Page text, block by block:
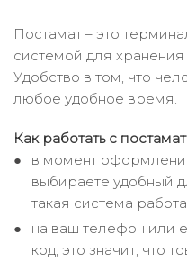
Постамат – это
системой для хранения
Удобство в том, что
любое удобное время.
Как работать с
в момент
выбираете удобный
такая система
на ваш телефон или
код, это значит, что